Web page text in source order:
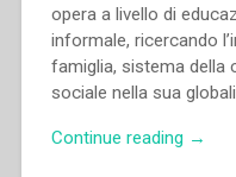
opera a livello di
informale, ricercando
famiglia, sistema della
sociale nella sua
Continue reading “Carlo
→